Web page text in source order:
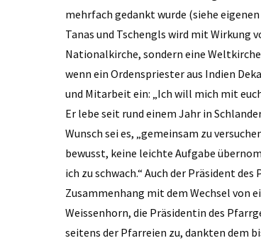
mehrfach gedankt wurde (siehe
Tanas und Tschengls wird mit Wirkung
Nationalkirche, sondern eine
wenn ein Ordenspriester aus Indien
und Mitarbeit ein: „Ich will mich mit
Er lebe seit rund einem Jahr in
Wunsch sei es, „gemeinsam zu
bewusst, keine leichte Aufgabe
ich zu schwach.“ Auch der Präsident
Zusammenhang mit dem Wechsel von
Weissenhorn, die Präsidentin des
seitens der Pfarreien zu, dankten dem